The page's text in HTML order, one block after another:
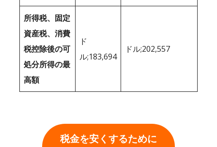
所得税、固定
資産税、消費
税控除後の可
処分所得の最
高額
ド
ル;183,694
ドル;202,557
税金を安くするために